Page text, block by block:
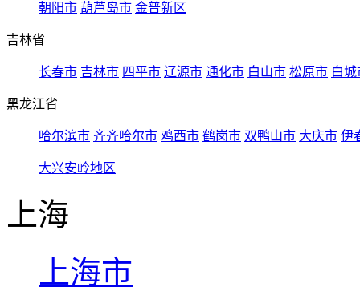
朝阳市 葫芦岛市 金普新区
吉林省
长春市 吉林市 四平市 辽源市 通化市 白山市 松原市 白城
黑龙江省
哈尔滨市 齐齐哈尔市 鸡西市 鹤岗市 双鸭山市 大庆市 伊
大兴安岭地区
上海
上海市